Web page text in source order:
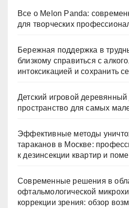
Все о Melon Panda:
для творческих
Бережная поддержка в
близкому справиться с
интоксикацией и сохранить
Детский игровой
пространство для самых
Эффективные методы
тараканов в Москве:
к дезинсекции квартир и
Современные решения в
офтальмологической
коррекции зрения: обзор